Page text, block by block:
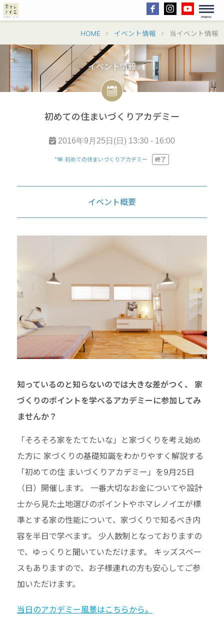
menu
HOME イベント情報 当イベント情報
イベント情報
初めての住まいづくりアカデミー
2016年9月25日(日) 13:30 - 16:00
初めての住まいづくりアカデミー 終了
イベント概要
知っているのと知らないのでは大きな差がつく、 家
づくりのポイントを学べるアカデミーに参加してみ
ませんか？
「そろそろ家をたてたいな」と家づくりを考え始め
た方に 家づくりの基礎知識をわかりやすく解説する
「初めての住 まいづくりアカデミー」を9月25日
（日）開催します。 一番大切なお金についてや設計
士から見た土地選びのポイントやホマレノイエが標
準とする家の性能について、家づくりで知るべき内
容を半日で学べます。 少人数制となっておりますの
で、ゆっくりと聞いていただけます。 キッズスペー
スもありますので、お子様連れの方も安心してご参
加いただけます。
当日のアカデミー風景はこちらから。